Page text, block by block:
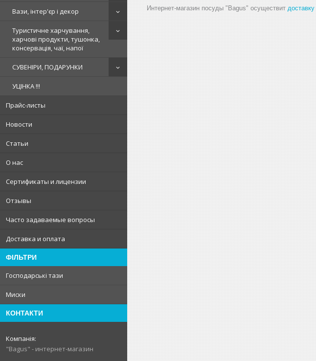
Вази, інтер'єр і декор
Туристичне харчування,
харчові продукти, тушонка,
консервація, чаї, напої
СУВЕНІРИ, ПОДАРУНКИ
УЦІНКА !!!
Прайс-листы
Новости
Статьи
О нас
Сертификаты и лицензии
Отзывы
Часто задаваемые вопросы
Доставка и оплата
ФІЛЬТРИ
Господарські тази
Миски
КОНТАКТИ
"Bagus" - интернет-магазин
Интернет-магазин посуды "Bagus" осуществит доставку